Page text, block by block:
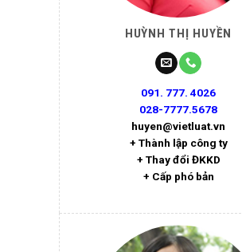
HUỲNH THỊ HUYỀN
091. 777. 4026
028-7777.5678
huyen@vietluat.vn
+ Thành lập công ty
+ Thay đổi ĐKKD
+ Cấp phó bản